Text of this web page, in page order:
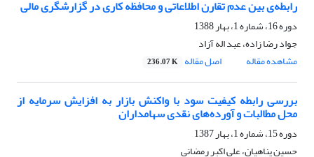
رابطه‌ی بین عدم تقارن اطلاعاتی و محافظه کاری در ‌گزارشگری مالی
دوره 16، شماره 1، بهار 1388
جواد رضا زاده، عبد اله آزاد
مشاهده مقاله
اصل مقاله 236.07 K
بررسی رابطه کیفیت سود با واکنش بازار به افزایش سرمایه از
محل مطالبات و آورده‌های نقدی سهامداران
دوره 15، شماره 1، بهار 1387
حسین پناهیان، علی اکبر رمضانی